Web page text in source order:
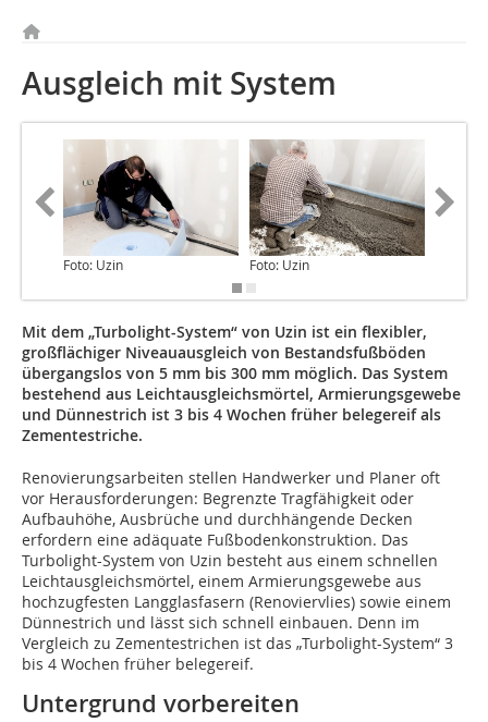
Ausgleich mit System
Foto: Uzin Foto: Uzin
Mit dem „Turbolight-System“ von Uzin ist ein flexibler,
großflächiger Niveauausgleich von Bestandsfußböden
übergangslos von 5 mm bis 300 mm möglich. Das System
bestehend aus Leichtausgleichsmörtel, Armierungsgewebe
und Dünnestrich ist 3 bis 4 Wochen früher belegereif als
Zementestriche.
Renovierungsarbeiten stellen Handwerker und Planer oft
vor Herausforderungen: Begrenzte Tragfähigkeit oder
Aufbauhöhe, Ausbrüche und durchhängende Decken
erfordern eine adäquate Fußbodenkonstruktion. Das
Turbolight-System von Uzin besteht aus einem schnellen
Leichtausgleichsmörtel, einem Armierungsgewebe aus
hochzugfesten Langglasfasern (Renoviervlies) sowie einem
Dünnestrich und lässt sich schnell einbauen. Denn im
Vergleich zu Zementestrichen ist das „Turbolight-System“ 3
bis 4 Wochen früher belegereif.
Untergrund vorbereiten